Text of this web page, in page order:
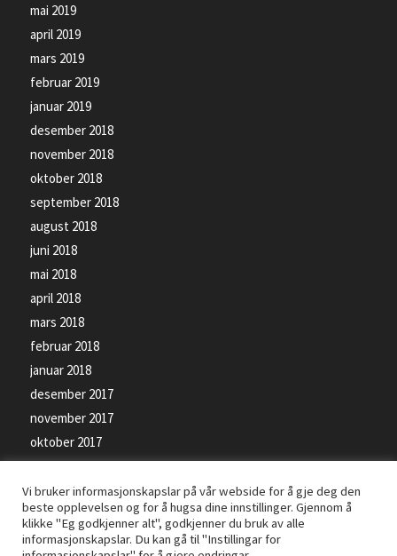
mai 2019
april 2019
mars 2019
februar 2019
januar 2019
desember 2018
november 2018
oktober 2018
september 2018
august 2018
juni 2018
mai 2018
april 2018
mars 2018
februar 2018
januar 2018
desember 2017
november 2017
oktober 2017
september 2017
Vi bruker informasjonskapslar på vår webside for å gje deg den
beste opplevelsen og for å hugsa dine innstillinger. Gjennom å
klikke "Eg godkjenner alt", godkjenner du bruk av alle
informasjonskapslar. Du kan gå til "Instillingar for